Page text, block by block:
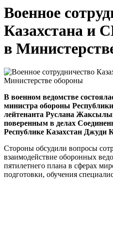
Военное
Казахстана и
в
В военном ведомстве
министра обороны
лейтенанта Руслана
поверенным в делах
Республике Казахстан Джуди
Стороны обсудили вопросы
взаимодействие оборонных
пятилетнего плана в сферах
подготовки, обучения